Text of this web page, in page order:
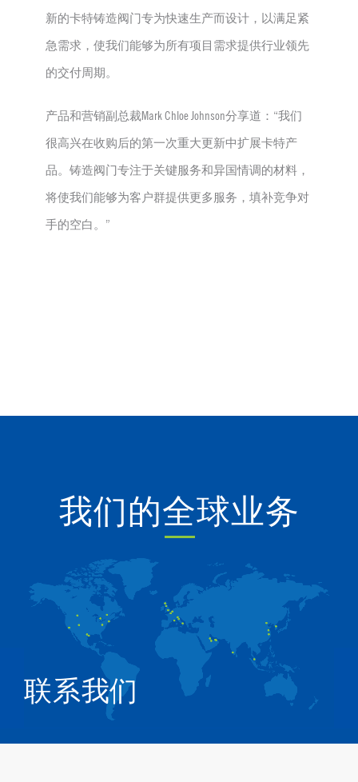
新的卡特铸造阀门专为快速生产而设计，以满足紧
急需求，使我们能够为所有项目需求提供行业领先
的交付周期。
产品和营销副总裁Mark Chloe Johnson分享道：“我们
很高兴在收购后的第一次重大更新中扩展卡特产
品。铸造阀门专注于关键服务和异国情调的材料，
将使我们能够为客户群提供更多服务，填补竞争对
手的空白。”
我们的全球业务
联系我们